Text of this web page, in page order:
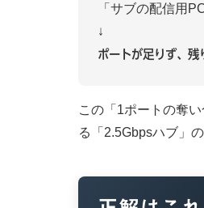
「サブの配信用
↓
ポートが足りず、
この「1ポートの奪
る「2.5Gbpsハブ」